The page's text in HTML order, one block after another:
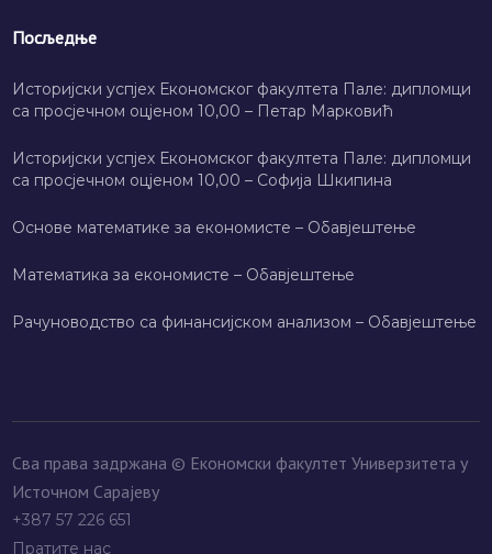
Посљедње
Историјски успјех Економског факултета Пале: дипломци
са просјечном оцјеном 10,00 – Петар Марковић
Историјски успјех Економског факултета Пале: дипломци
са просјечном оцјеном 10,00 – Софија Шкипина
Основе математике за економисте – Обавјештење
Математика за економисте – Обавјештење
Рачуноводство са финансијском анализом – Обавјештење
Сва права задржана © Економски факултет Универзитета у
Источном Сарајеву
+387 57 226 651
Пратите нас